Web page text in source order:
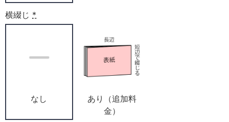
横綴じ *
なし
あり（追加料
金）